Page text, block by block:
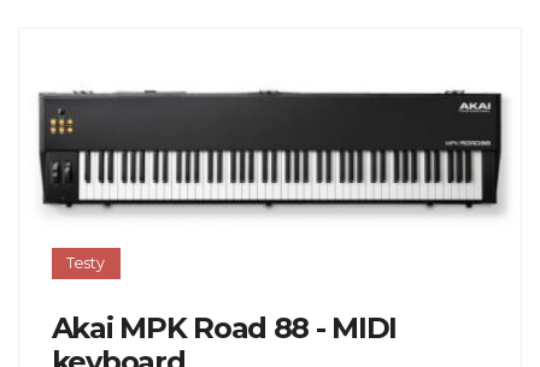
Testy
Akai MPK Road 88 - MIDI